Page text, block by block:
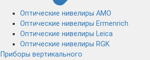
Оптические нивелиры AMO
Оптические нивелиры Ermenrich
Оптические нивелиры Leica
Оптические нивелиры RGK
Приборы вертикального